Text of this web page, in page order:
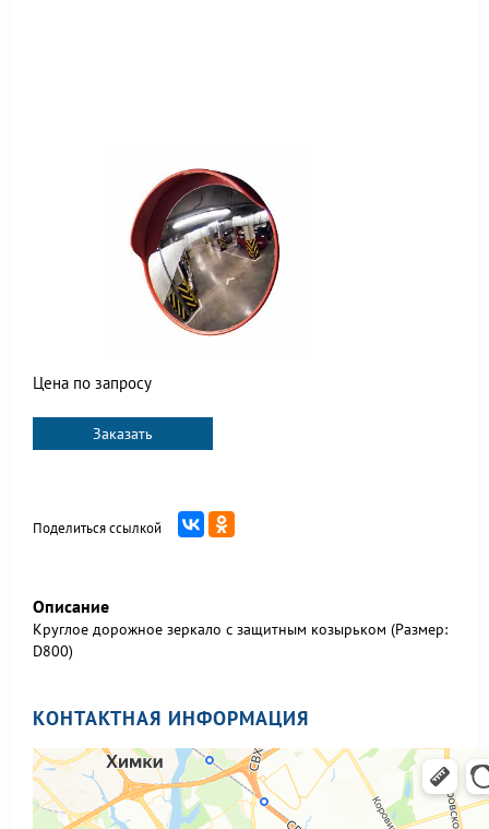
Цена по запросу
Заказать
Поделиться ссылкой
Описание
Круглое дорожное зеркало с защитным козырьком (Размер:
D800)
КОНТАКТНАЯ ИНФОРМАЦИЯ